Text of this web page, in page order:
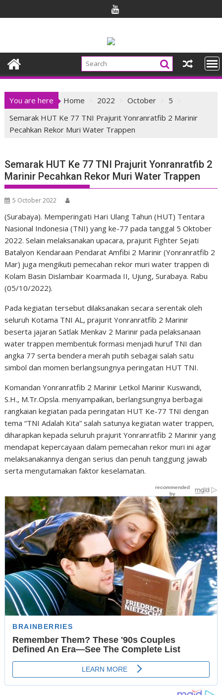
to
You are here Home 2022 October
5
Semarak HUT Ke 77 TNI Prajurit Yonranratfib 2 Marinir
Pecahkan Rekor Muri Water Trappen
Semarak HUT Ke 77 TNI Prajurit Yonranratfib 2
Marinir Pecahkan Rekor Muri Water Trappen
5 October 2022
(Surabaya). Memperingati Hari Ulang Tahun (HUT) Tentara
Nasional Indonesia (TNI) yang ke-77 pada tanggal 5 Oktober
2022. Selain melaksanakan upacara, prajurit Fighter Sejati
Batalyon Kendaraan Pendarat Amfibi 2 Marinir (Yonranratfib 2
Mar) juga mengikuti pemecahan rekor muri water trappen di
Kolam Basin Dislambair Koarmada II, Ujung, Surabaya. Rabu
(05/10/2022).
Pada kegiatan tersebut dilaksanakan secara serentak oleh
seluruh Kotama TNI AL, prajurit Yonranratfib 2 Marinir
beserta jajaran Satlak Menkav 2 Marinir pada pelaksanaan
water trappen membentuk formasi menjadi huruf TNI dan
angka 77 serta bendera merah putih sebagai salah satu
simbol dan momen berlangsungnya peringatan HUT TNI.
Komandan Yonranratfib 2 Marinir Letkol Marinir Kuswandi,
S.H., M.Tr.Opsla. menyampaikan, berlangsungnya berbagai
rangkaian kegiatan pada peringatan HUT Ke-77 TNI dengan
tema “TNI Adalah Kita” salah satunya kegiatan water trappen,
diharapkan kepada seluruh prajurit Yonranratfib 2 Marinir yang
mendapat kepercayaan dalam pemecahan rekor muri ini agar
melaksanakannya dengan serius dan penuh tanggung jawab
serta mengutamakan faktor keselamatan.